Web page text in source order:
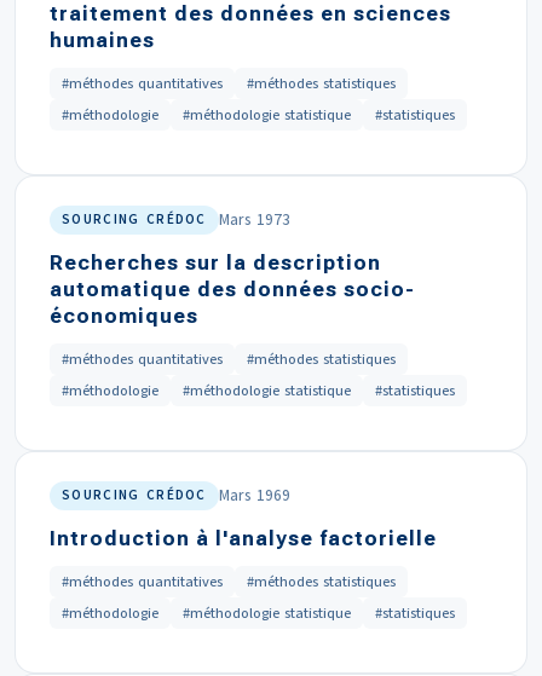
traitement des données en sciences
humaines
#méthodes quantitatives
#méthodes statistiques
#méthodologie
#méthodologie statistique #statistiques
SOURCING CRÉDOC Mars 1973
Recherches sur la description
automatique des données socio-
économiques
#méthodes quantitatives
#méthodes statistiques
#méthodologie
#méthodologie statistique #statistiques
SOURCING CRÉDOC Mars 1969
Introduction à l'analyse factorielle
#méthodes quantitatives
#méthodes statistiques
#méthodologie
#méthodologie statistique #statistiques